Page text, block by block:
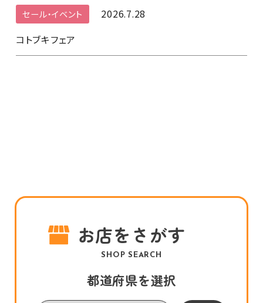
セール・イベント
2026.7.28
コトブキフェア
お店をさがす
SHOP SEARCH
都道府県を選択